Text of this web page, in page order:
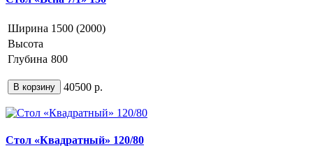
Ширина 1500 (2000)
Высота
Глубина 800
В корзину 40500 р.
Стол «Квадратный» 120/80